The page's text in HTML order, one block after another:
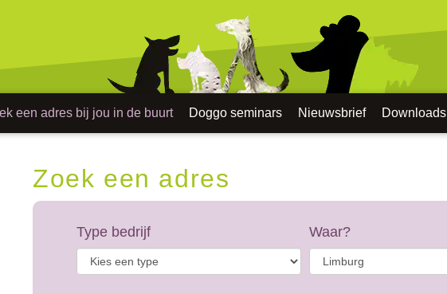
een adres bij jou in de buurt Doggo seminars Nieuwsbrief Downloads
Zoek een adres
Type bedrijf Waar?